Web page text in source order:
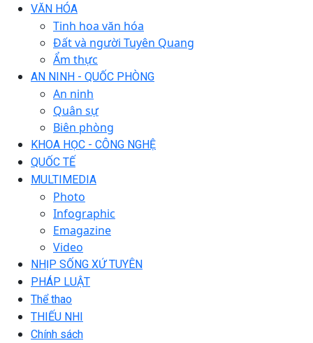
VĂN HÓA
Tinh hoa văn hóa
Đất và người Tuyên Quang
Ẩm thực
AN NINH - QUỐC PHÒNG
An ninh
Quân sự
Biên phòng
KHOA HỌC - CÔNG NGHỆ
QUỐC TẾ
MULTIMEDIA
Photo
Infographic
Emagazine
Video
NHỊP SỐNG XỨ TUYÊN
PHÁP LUẬT
Thể thao
THIẾU NHI
Chính sách